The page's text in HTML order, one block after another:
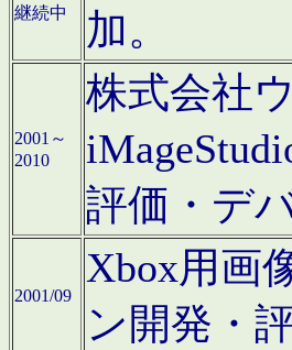
継続中
加。
2001～
2010
株式会社
評価・デ
2001/09
Xbox用画
ン開発・